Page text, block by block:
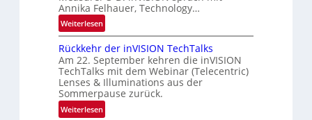
e
Annika Felhauer, Technology…
Weiterlesen:
U
n
b
e
g
r
e
Rückkehr der inVISION TechTalks
Am 22. September kehren die inVISION
TechTalks mit dem Webinar (Telecentric)
Lenses & Illuminations aus der
Sommerpause zurück.
Weiterlesen: